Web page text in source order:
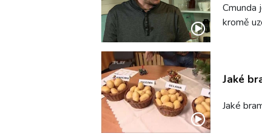
Cmunda
kromě
Jaké
Jaké